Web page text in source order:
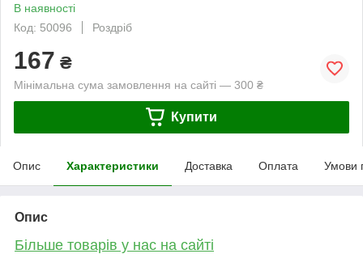
В наявності
Код: 50096
Роздріб
167 ₴
Мінімальна сума замовлення на сайті — 300 ₴
Купити
Опис Характеристики Доставка Оплата Умови
Опис
Більше товарів у нас на сайті